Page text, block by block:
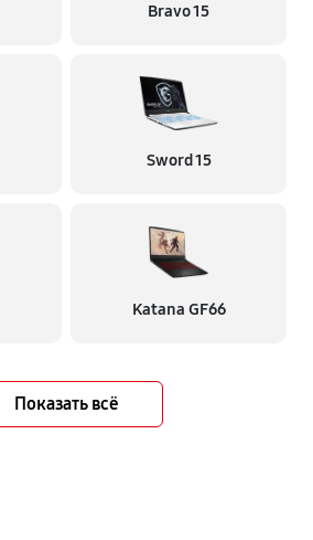
Bravo 15
Sword 15
Katana GF66
Показать всё